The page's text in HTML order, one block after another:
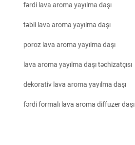
fərdi lava aroma yayılma daşı
təbii lava aroma yayılma daşı
poroz lava aroma yayılma daşı
lava aroma yayılma daşı təchizatçısı
dekorativ lava aroma yayılma daşı
fərdi formalı lava aroma diffuzer daşı